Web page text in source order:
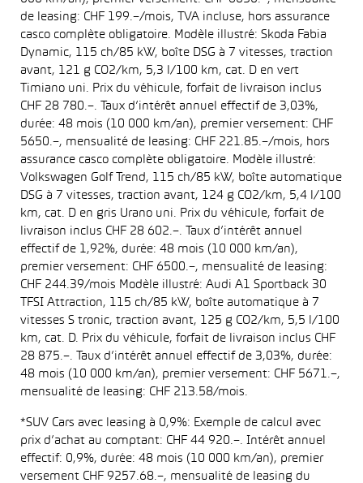
de leasing: CHF 199.–/mois, TVA incluse, hors assurance
casco complète obligatoire. Modèle illustré: Skoda Fabia
Dynamic, 115 ch/85 kW, boîte DSG à 7 vitesses, traction
avant, 121 g CO2/km, 5,3 l/100 km, cat. D en vert
Timiano uni. Prix du véhicule, forfait de livraison inclus
CHF 28 780.–. Taux d’intérêt annuel effectif de 3,03%,
durée: 48 mois (10 000 km/an), premier versement: CHF
5650.–, mensualité de leasing: CHF 221.85.–/mois, hors
assurance casco complète obligatoire. Modèle illustré:
Volkswagen Golf Trend, 115 ch/85 kW, boîte automatique
DSG à 7 vitesses, traction avant, 124 g CO2/km, 5,4 l/100
km, cat. D en gris Urano uni. Prix du véhicule, forfait de
livraison inclus CHF 28 602.–. Taux d’intérêt annuel
effectif de 1,92%, durée: 48 mois (10 000 km/an),
premier versement: CHF 6500.–, mensualité de leasing:
CHF 244.39/mois Modèle illustré: Audi A1 Sportback 30
TFSI Attraction, 115 ch/85 kW, boîte automatique à 7
vitesses S tronic, traction avant, 125 g CO2/km, 5,5 l/100
km, cat. D. Prix du véhicule, forfait de livraison inclus CHF
28 875.–. Taux d’intérêt annuel effectif de 3,03%, durée:
48 mois (10 000 km/an), premier versement: CHF 5671.–,
mensualité de leasing: CHF 213.58/mois.
*SUV Cars avec leasing à 0,9%: Exemple de calcul avec
prix d’achat au comptant: CHF 44 920.–. Intérêt annuel
effectif: 0,9%, durée: 48 mois (10 000 km/an), premier
versement CHF 9257.68.–, mensualité de leasing du